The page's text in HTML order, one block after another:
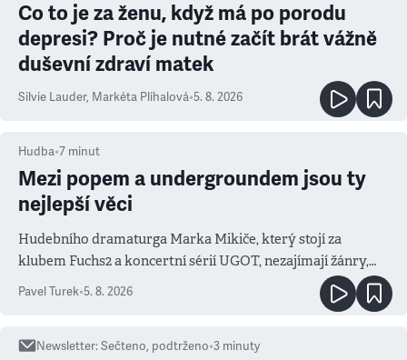
Co to je za ženu, když má po porodu
depresi? Proč je nutné začít brát vážně
duševní zdraví matek
Silvie Lauder, Markéta Plíhalová•5. 8. 2026
Hudba•7 minut
Mezi popem a undergroundem jsou ty
nejlepší věci
Hudebního dramaturga Marka Mikiče, který stojí za
klubem Fuchs2 a koncertní sérií UGOT, nezajímají žánry,
ale atmosféra
Pavel Turek•5. 8. 2026
Newsletter:Sečteno, podtrženo•3 minuty